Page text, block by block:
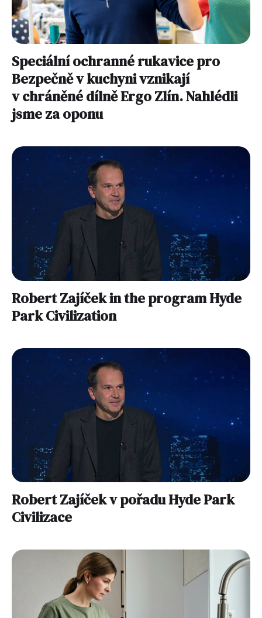
Speciální ochranné rukavice pro
Bezpečně v kuchyni vznikají
v chráněné dílně Ergo Zlín. Nahlédli
jsme za oponu
Robert Zajíček in the program Hyde
Park Civilization
Robert Zajíček v pořadu Hyde Park
Civilizace